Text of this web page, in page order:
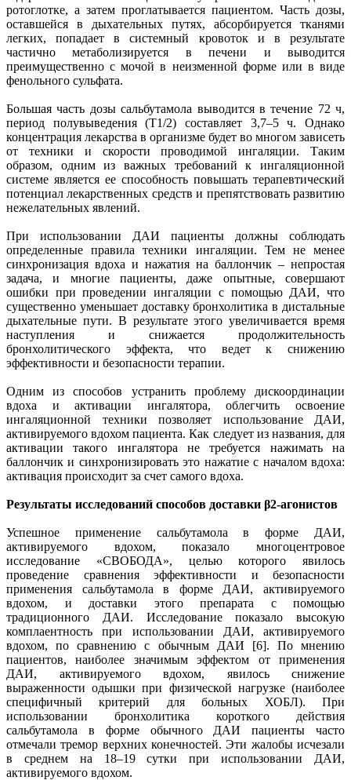
ротоглотке, а затем проглатывается пациентом. Часть дозы,
оставшейся в дыхательных путях, абсорбируется тканями
легких, попадает в системный кровоток и в результате
частично метаболизируется в печени и выводится
преимущественно с мочой в неизменной форме или в виде
фенольного сульфата.
Большая часть дозы сальбутамола выводится в течение 72 ч,
период полувыведения (T1/2) составляет 3,7–5 ч. Однако
концентрация лекарства в организме будет во многом зависеть
от техники и скорости проводимой ингаляции. Таким
образом, одним из важных требований к ингаляционной
системе является ее способность повышать терапевтический
потенциал лекарственных средств и препятствовать развитию
нежелательных явлений.
При использовании ДАИ пациенты должны соблюдать
определенные правила техники ингаляции. Тем не менее
синхронизация вдоха и нажатия на баллончик – непростая
задача, и многие пациенты, даже опытные, совершают
ошибки при проведении ингаляции с помощью ДАИ, что
существенно уменьшает доставку бронхолитика в дистальные
дыхательные пути. В результате этого увеличивается время
наступления и снижается продолжительность
бронхолитического эффекта, что ведет к снижению
эффективности и безопасности терапии.
Одним из способов устранить проблему дискоординации
вдоха и активации ингалятора, облегчить освоение
ингаляционной техники позволяет использование ДАИ,
активируемого вдохом пациента. Как следует из названия, для
активации такого ингалятора не требуется нажимать на
баллончик и синхронизировать это нажатие с началом вдоха:
активация происходит за счет самого вдоха.
Результаты исследований способов доставки β2-агонистов
Успешное применение сальбутамола в форме ДАИ,
активируемого вдохом, показало многоцентровое
исследование «СВОБОДА», целью которого явилось
проведение сравнения эффективности и безопасности
применения сальбутамола в форме ДАИ, активируемого
вдохом, и доставки этого препарата с помощью
традиционного ДАИ. Исследование показало высокую
комплаентность при использовании ДАИ, активируемого
вдохом, по сравнению с обычным ДАИ [6]. По мнению
пациентов, наиболее значимым эффектом от применения
ДАИ, активируемого вдохом, явилось снижение
выраженности одышки при физической нагрузке (наиболее
специфичный критерий для больных ХОБЛ). При
использовании бронхолитика короткого действия
сальбутамола в форме обычного ДАИ пациенты часто
отмечали тремор верхних конечностей. Эти жалобы исчезали
в среднем на 18–19 сутки при использовании ДАИ,
активируемого вдохом.